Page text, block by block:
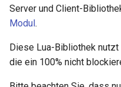
brotli
cache-purge
Methoden
client:new
Server und Client-
Modul.
Diese Lua-Bibliothek
die ein 100% nicht